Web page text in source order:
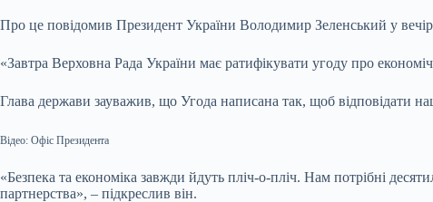
Про це повідомив Президент України Володимир Зеленський у
«Завтра Верховна Рада України має ратифікувати угоду про
Глава держави зауважив, що Угода написана так, щоб відповідати
Відео: Офіс Президента
«Безпека та економіка завжди йдуть пліч-о-пліч. Нам потрібні
партнерства», – підкреслив він.